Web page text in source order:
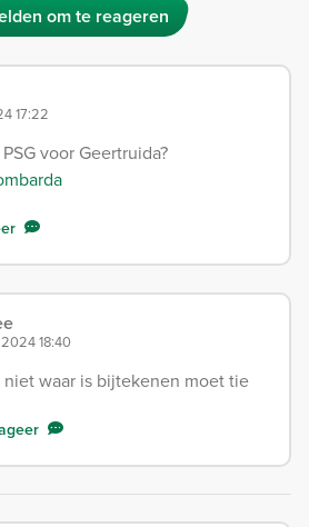
om te reageren
17:22
voor Geertruida?
18:40
waar is bijtekenen moet tie